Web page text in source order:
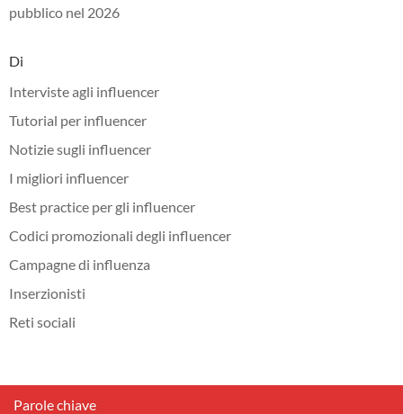
pubblico nel 2026
Di
Interviste agli influencer
Tutorial per influencer
Notizie sugli influencer
I migliori influencer
Best practice per gli influencer
Codici promozionali degli influencer
Campagne di influenza
Inserzionisti
Reti sociali
Parole chiave